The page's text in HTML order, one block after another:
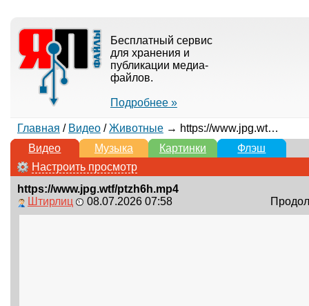
Бесплатный сервис
для хранения и
публикации медиа-
файлов.
Подробнее »
Главная / Видео/Животные→ https://www.jpg.wtf/ptzh6h.mp4
Видео
Музыка Картинки
Флэш
Настроить просмотр
https://www.jpg.wtf/ptzh6h.mp4
Штирлиц
08.07.2026 07:58